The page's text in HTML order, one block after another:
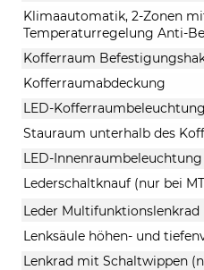
Klimaautomatik, 2-Zonen
Temperaturregelung Anti-
Kofferraum
Kofferraumabdeckung
LED-Kofferraumbeleuchtung
Stauraum unterhalb des
LED-Innenraumbeleuchtung
Lederschaltknauf (nur bei
Leder Multifunktionslenkrad
Lenksäule höhen- und
Lenkrad mit Schaltwippen